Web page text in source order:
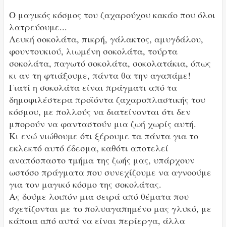
Ο μαγικός κόσμος του ζαχαρούχου κακάο που όλοι
λατρεύουμε...
Λευκή σοκολάτα, πικρή, γάλακτος, αμυγδάλου,
φουντουκιού, λιωμένη σοκολάτα, τούρτα
σοκολάτα, παγωτό σοκολάτα, σοκολατάκια, όπως
κι αν τη φτιάξουμε, πάντα θα την αγαπάμε!
Γιατί η σοκολάτα είναι πράγματι από τα
δημοφιλέστερα προϊόντα ζαχαροπλαστικής του
κόσμου, με πολλούς να διατείνονται ότι δεν
μπορούν να φανταστούν μια ζωή χωρίς αυτή.
Κι ενώ νιώθουμε ότι ξέρουμε τα πάντα για το
εκλεκτό αυτό έδεσμα, καθότι αποτελεί
αναπόσπαστο τμήμα της ζωής μας, υπάρχουν
ωστόσο πράγματα που συνεχίζουμε να αγνοούμε
για τον μαγικό κόσμο της σοκολάτας.
Ας δούμε λοιπόν μια σειρά από θέματα που
σχετίζονται με το πολυαγαπημένο μας γλυκό, με
κάποια από αυτά να είναι περίεργα, άλλα